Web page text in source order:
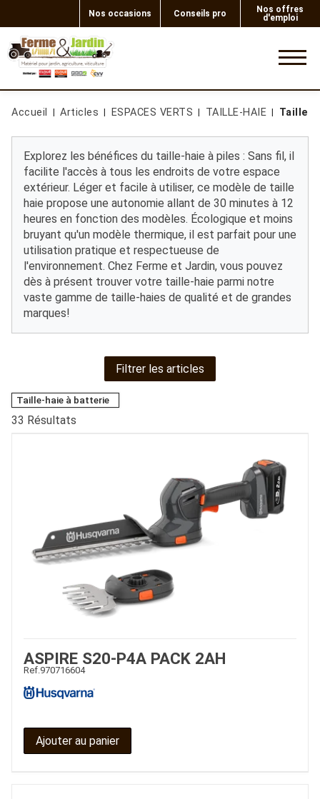
Nos occasions Conseils pro
Nos offres
d'emploi
Accueil Articles ESPACES VERTS TAILLE-HAIE Taille-
Explorez les bénéfices du taille-haie à piles : Sans fil, il
facilite l'accès à tous les endroits de votre espace
extérieur. Léger et facile à utiliser, ce modèle de taille
haie propose une autonomie allant de 30 minutes à 12
heures en fonction des modèles. Écologique et moins
bruyant qu'un modèle thermique, il est parfait pour une
utilisation pratique et respectueuse de
l'environnement. Chez Ferme et Jardin, vous pouvez
dès à présent trouver votre taille-haie parmi notre
vaste gamme de taille-haies de qualité et de grandes
marques!
Filtrer les articles
Taille-haie à batterie
33 Résultats
ASPIRE S20-P4A PACK 2AH
Ref.970716604
Ajouter au panier